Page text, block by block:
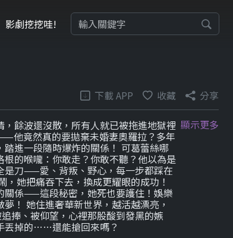
影劇挖挖哇!
下載 APP 收藏 分享
餘波還沒散，所有人就已被拖進地獄裡
他竟然真的要拋棄未婚妻奧羅拉？多年
進一段隨時爆炸的關係！ 可葛蕾絲哪
的喉嚨：你敢走？你敢不聽？他以為是
是刀——愛、背叛、野心，每一步都踩在
她把痛吞下去，換成更耀眼的成功！
關係——這段秘密，她死也要護住！娛樂
！ 她住進奢華新世界，越活越漂亮，
捧、被仰望，心裡那股酸到發黑的嫉
丟掉的……還能搶回來嗎？
顯示更多